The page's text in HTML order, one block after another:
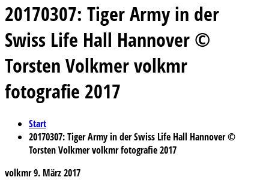
20170307: Tiger Army in der
Swiss Life Hall Hannover ©
Torsten Volkmer volkmr
fotografie 2017
Start
20170307: Tiger Army in der Swiss Life Hall Hannover ©
Torsten Volkmer volkmr fotografie 2017
volkmr9. März 2017